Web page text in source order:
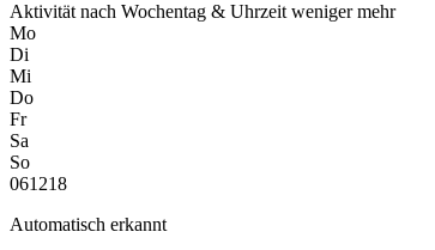
Aktivität nach Wochentag & Uhrzeit wenigermehr
Mo
Di
Mi
Do
Fr
Sa
So
061218
Automatisch erkannt